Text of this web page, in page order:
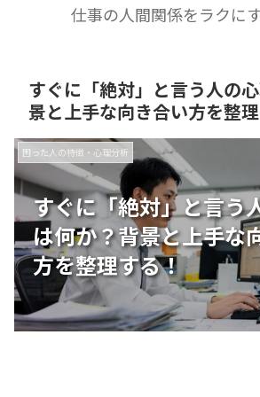
仕事の人間関係をラクに
すぐに「絶対」と言う人の
景と上手な向き合い方を整理
すぐに「絶対」と言う
は何か？背景と上手な
方を整理する！
困った人の特徴・心理分析